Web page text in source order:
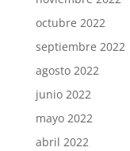
octubre 2022
septiembre 2022
agosto 2022
junio 2022
mayo 2022
abril 2022